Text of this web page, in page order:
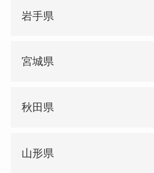
岩手県
宮城県
秋田県
山形県